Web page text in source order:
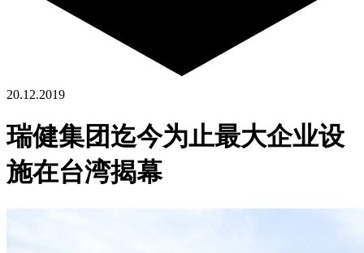
20.12.2019
瑞健集团迄今为止最大企业设
施在台湾揭幕